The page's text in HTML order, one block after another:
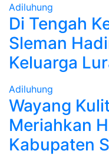
Adiluhung
Di Tengah
Sleman
Keluarga
Adiluhung
Wayang
Meriahkan
Kabupaten